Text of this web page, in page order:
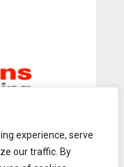
experience, serve
our traffic. By